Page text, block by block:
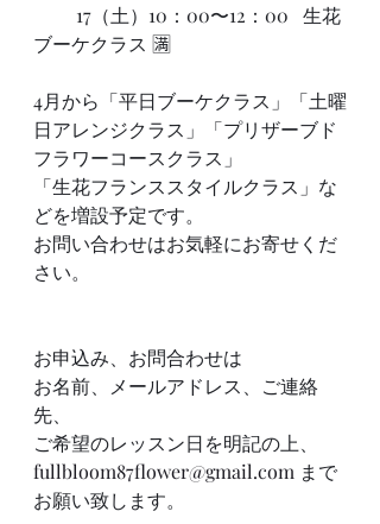
17（土）10：00〜12：00   生花
ブーケクラス 🈵
4月から「平日ブーケクラス」「土曜
日アレンジクラス」「プリザーブド
フラワーコースクラス」
「生花フランススタイルクラス」な
どを増設予定です。
お問い合わせはお気軽にお寄せくだ
さい。
お申込み、お問合わせは
お名前、メールアドレス、ご連絡
先、
ご希望のレッスン日を明記の上、
fullbloom87flower@gmail.com まで
お願い致します。